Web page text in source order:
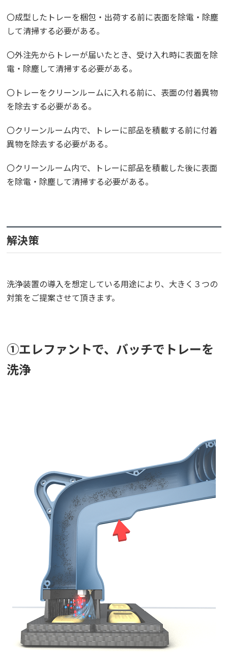
〇成型したトレーを梱包・出荷する前に表面を除電・除塵
して清掃する必要がある。
〇外注先からトレーが届いたとき、受け入れ時に表面を除
電・除塵して清掃する必要がある。
〇トレーをクリーンルームに入れる前に、表面の付着異物
を除去する必要がある。
〇クリーンルーム内で、トレーに部品を積載する前に付着
異物を除去する必要がある。
〇クリーンルーム内で、トレーに部品を積載した後に表面
を除電・除塵して清掃する必要がある。
解決策
洗浄装置の導入を想定している用途により、大きく３つの
対策をご提案させて頂きます。
①エレファントで、バッチでトレーを
洗浄